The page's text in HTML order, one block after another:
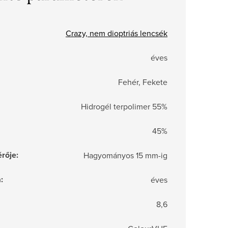
Crazy, nem dioptriás lencsék
éves
Fehér, Fekete
Hidrogél terpolimer 55%
45%
: Hagyományos 15 mm-ig
: éves
8,6